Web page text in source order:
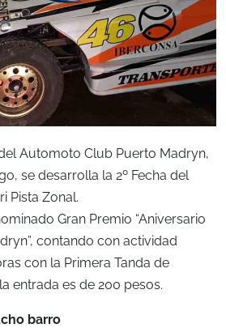
Automoto Club Puerto Madryn,
se desarrolla la 2º Fecha del
Pista Zonal.
Gran Premio “Aniversario
contando con actividad
con la Primera Tanda de
entrada es de 200 pesos.
barro